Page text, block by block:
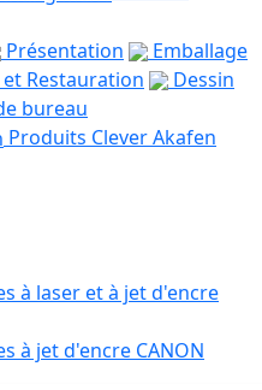
Présentation
Emballage
Restauration
Dessin
bureau
Produits Clever Akafen
à laser et à jet d'encre
à jet d'encre CANON